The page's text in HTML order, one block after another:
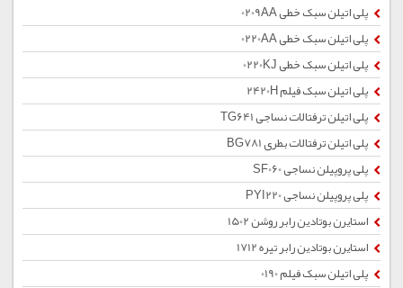
پلی اتیلن سبک خطی 0209AA
پلی اتیلن سبک خطی 0220AA
پلی اتیلن سبک خطی 0220KJ
پلی اتیلن سبک فیلم 2420H
پلی اتیلن ترفتالات نساجی TG641
پلی اتیلن ترفتالات بطری BG781
پلی پروپیلن نساجی SF060
پلی پروپیلن نساجی PYI220
استایرن بوتادین رابر روشن 1502
استایرن بوتادین رابر تیره 1712
پلی اتیلن سبک فیلم 0190